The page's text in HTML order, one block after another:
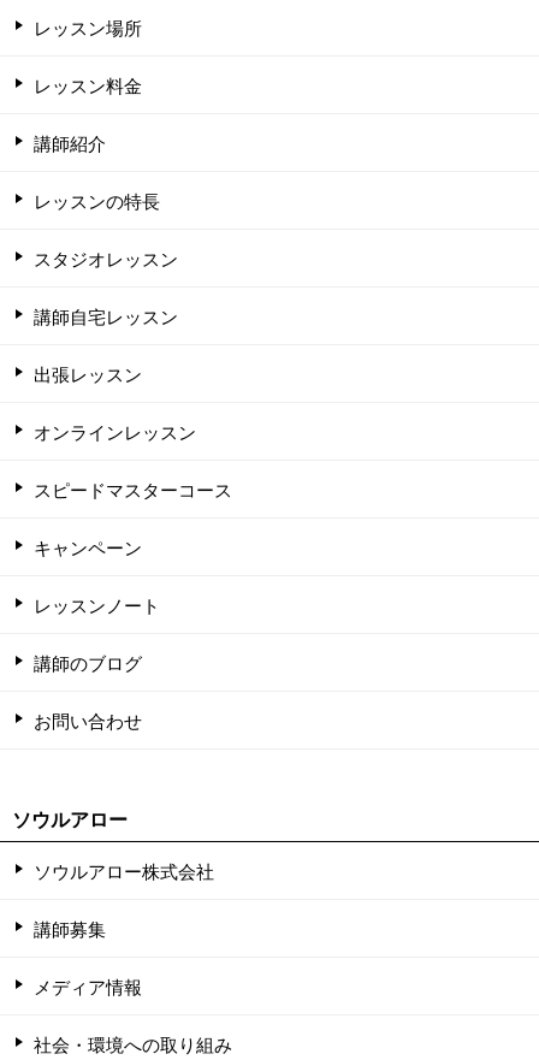
レッスン場所
レッスン料金
講師紹介
レッスンの特長
スタジオレッスン
講師自宅レッスン
出張レッスン
オンラインレッスン
スピードマスターコース
キャンペーン
レッスンノート
講師のブログ
お問い合わせ
ソウルアロー
ソウルアロー株式会社
講師募集
メディア情報
社会・環境への取り組み